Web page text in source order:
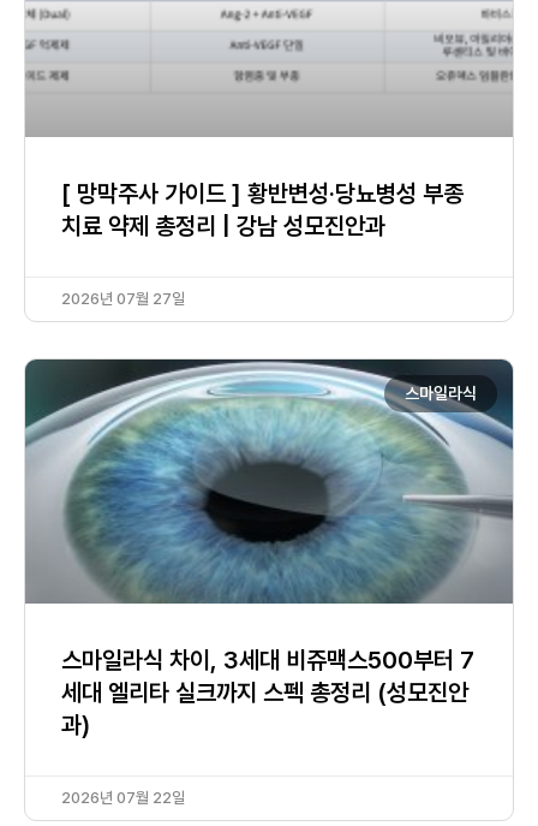
[ 망막주사 가이드 ] 황반변성·당뇨병성 부종
치료 약제 총정리 | 강남 성모진안과
2026년 07월 27일
스마일라식
스마일라식 차이, 3세대 비쥬맥스500부터 7
세대 엘리타 실크까지 스펙 총정리 (성모진안
과)
2026년 07월 22일